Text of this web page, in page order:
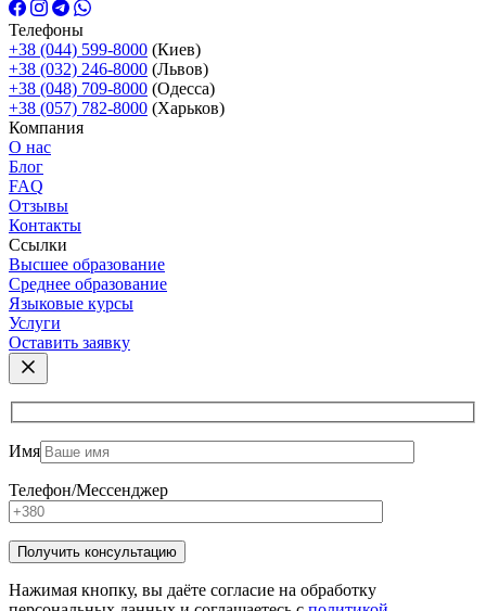
Телефоны
+38 (044) 599-8000 (Киев)
+38 (032) 246-8000 (Львов)
+38 (048) 709-8000 (Одесcа)
+38 (057) 782-8000 (Харьков)
Компания
О нас
Блог
FAQ
Отзывы
Контакты
Ссылки
Высшее образование
Среднее образование
Языковые курсы
Услуги
Оставить заявку
Имя
Телефон/Мессенджер
Нажимая кнопку, вы даёте согласие на обработку